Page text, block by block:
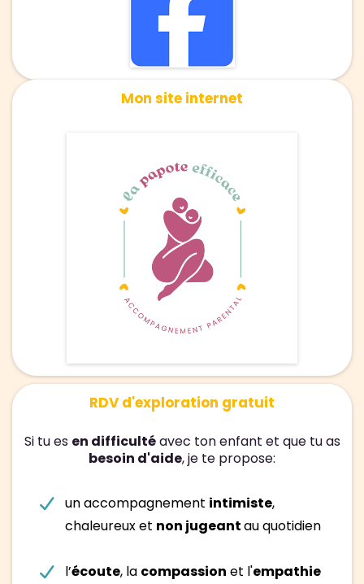
Mon site internet
RDV d'exploration gratuit
Si tu es en difficultéavec ton enfant et que tu as
besoin d'aide, je te propose:
un accompagnement intimiste,
chaleureux et non jugeantau quotidien
l’écoute, la compassion et l'empathie